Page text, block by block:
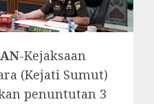
-Kejaksaan
(Kejati Sumut)
penuntutan 3